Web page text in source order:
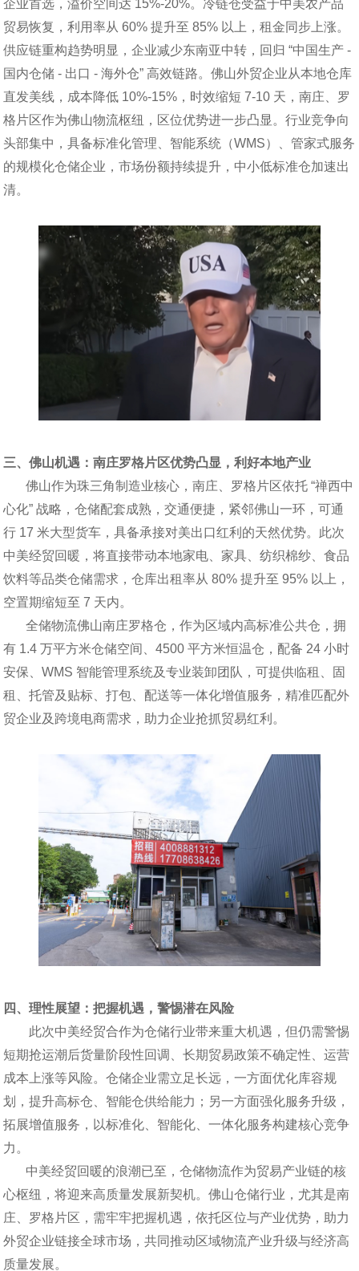
企业首选，溢价空间达 15%-20%。冷链仓受益于中美农产品
贸易恢复，利用率从 60% 提升至 85% 以上，租金同步上涨。
供应链重构趋势明显，企业减少东南亚中转，回归 “中国生产 -
国内仓储 - 出口 - 海外仓” 高效链路。佛山外贸企业从本地仓库
直发美线，成本降低 10%-15%，时效缩短 7-10 天，南庄、罗
格片区作为佛山物流枢纽，区位优势进一步凸显。行业竞争向
头部集中，具备标准化管理、智能系统（WMS）、管家式服务
的规模化仓储企业，市场份额持续提升，中小低标准仓加速出
清。
三、佛山机遇：南庄罗格片区优势凸显，利好本地产业
佛山作为珠三角制造业核心，南庄、罗格片区依托 “禅西中
心化” 战略，仓储配套成熟，交通便捷，紧邻佛山一环，可通
行 17 米大型货车，具备承接对美出口红利的天然优势。此次
中美经贸回暖，将直接带动本地家电、家具、纺织棉纱、食品
饮料等品类仓储需求，仓库出租率从 80% 提升至 95% 以上，
空置期缩短至 7 天内。
全储物流佛山南庄罗格仓，作为区域内高标准公共仓，拥
有 1.4 万平方米仓储空间、4500 平方米恒温仓，配备 24 小时
安保、WMS 智能管理系统及专业装卸团队，可提供临租、固
租、托管及贴标、打包、配送等一体化增值服务，精准匹配外
贸企业及跨境电商需求，助力企业抢抓贸易红利。
四、理性展望：把握机遇，警惕潜在风险
此次中美经贸合作为仓储行业带来重大机遇，但仍需警惕
短期抢运潮后货量阶段性回调、长期贸易政策不确定性、运营
成本上涨等风险。仓储企业需立足长远，一方面优化库容规
划，提升高标仓、智能仓供给能力；另一方面强化服务升级，
拓展增值服务，以标准化、智能化、一体化服务构建核心竞争
力。
中美经贸回暖的浪潮已至，仓储物流作为贸易产业链的核
心枢纽，将迎来高质量发展新契机。佛山仓储行业，尤其是南
庄、罗格片区，需牢牢把握机遇，依托区位与产业优势，助力
外贸企业链接全球市场，共同推动区域物流产业升级与经济高
质量发展。